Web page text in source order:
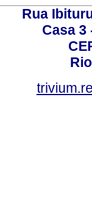
Rua
Casa 3